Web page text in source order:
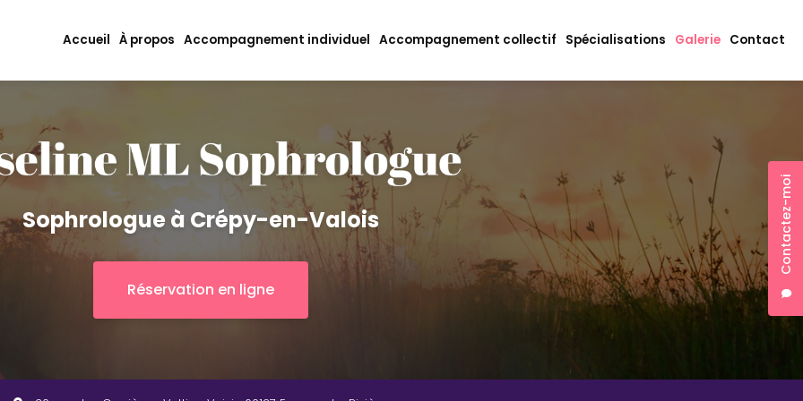
Contactez-moi
Accueil À propos Accompagnement individuel Accompagnement collectif Spécialisations Galerie Contact
Sophrologue à Crépy-en-Valois
Réservation en ligne